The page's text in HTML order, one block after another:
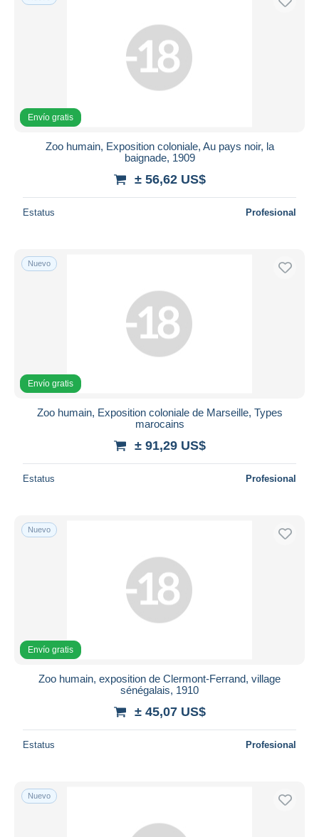
Envío gratis
Zoo humain, Exposition coloniale, Au pays noir, la
baignade, 1909
± 56,62 US$
Estatus Profesional
Nuevo
Envío gratis
Zoo humain, Exposition coloniale de Marseille, Types
marocains
± 91,29 US$
Estatus Profesional
Nuevo
Envío gratis
Zoo humain, exposition de Clermont-Ferrand, village
sénégalais, 1910
± 45,07 US$
Estatus Profesional
Nuevo